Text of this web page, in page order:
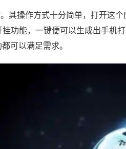
其操作方式十分简单，打开这
功能，一键便可以生成出手机
可以满足需求。